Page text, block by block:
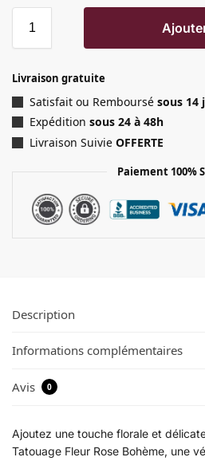
Livraison gratuite
Satisfait ou Remboursé sous 14
Expédition sous 24 à 48h
Livraison Suivie OFFERTE
Paiement 100%
Description
Informations complémentaires
Avis 0
Ajoutez une touche florale et
Tatouage Fleur Rose Bohème, une